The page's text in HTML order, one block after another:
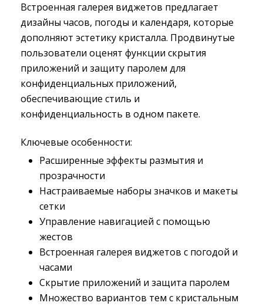
Встроенная галерея виджетов предлагает
дизайны часов, погоды и календаря, которые
дополняют эстетику кристалла. Продвинутые
пользователи оценят функции скрытия
приложений и защиту паролем для
конфиденциальных приложений,
обеспечивающие стиль и
конфиденциальность в одном пакете.
Ключевые особенности:
Расширенные эффекты размытия и
прозрачности
Настраиваемые наборы значков и макеты
сетки
Управление навигацией с помощью
жестов
Встроенная галерея виджетов с погодой и
часами
Скрытие приложений и защита паролем
Множество вариантов тем с кристальным